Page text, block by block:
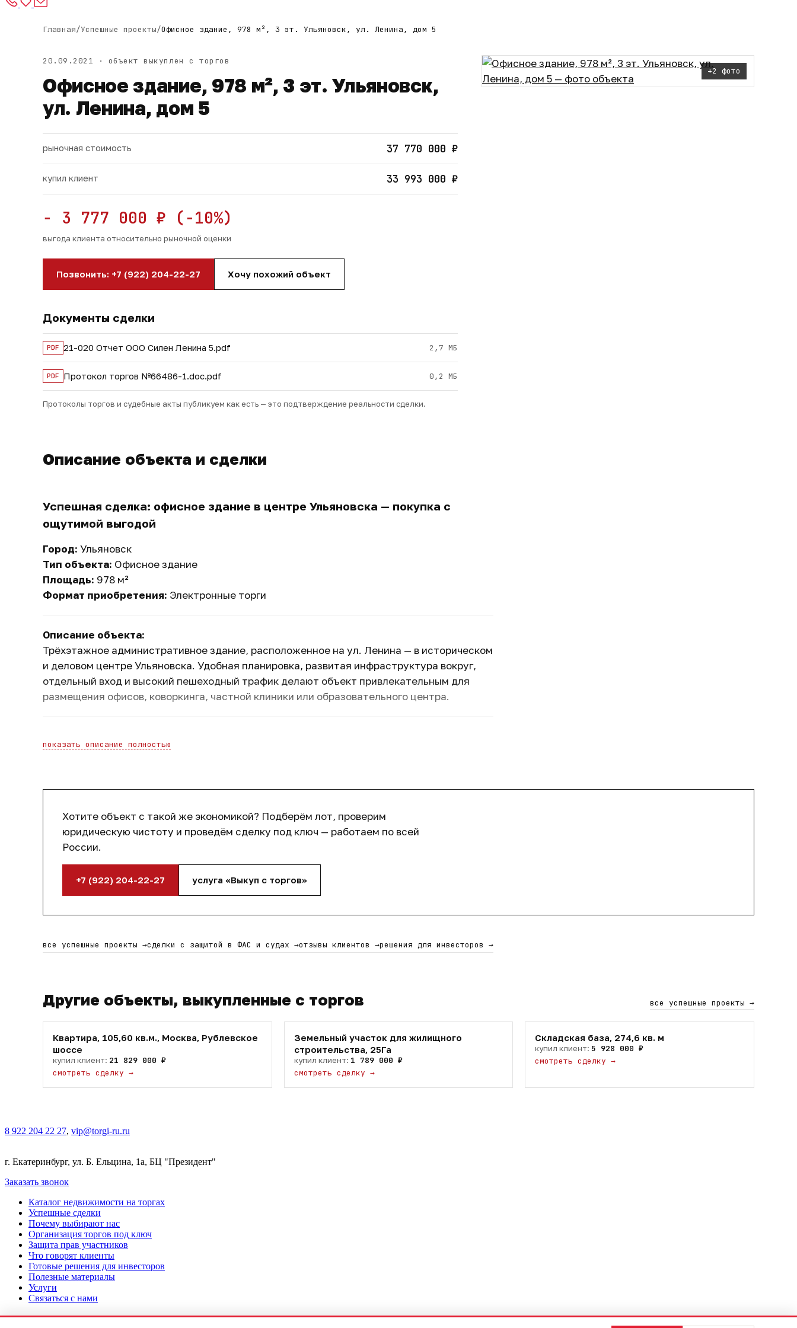
Главная/Успешные проекты/Офисное здание, 978 м², 3 эт. Ульяновск, ул. Ленина, дом 5
20.09.2021 · объект выкуплен с торгов
Офисное здание, 978 м², 3 эт. Ульяновск,
ул. Ленина, дом 5
рыночная стоимость 37 770 000 ₽
купил клиент 33 993 000 ₽
− 3 777 000 ₽ (−10%)
выгода клиента относительно рыночной оценки
Позвонить: +7 (922) 204-22-27 Хочу похожий объект
Документы сделки
PDF 21-020 Отчет ООО Силен Ленина 5.pdf 2,7 МБ
PDF Протокол торгов №66486-1.doc.pdf 0,2 МБ
Протоколы торгов и судебные акты публикуем как есть — это подтверждение реальности сделки.
+2 фото
Описание объекта и сделки
Успешная сделка: офисное здание в центре Ульяновска — покупка с
ощутимой выгодой
Город: Ульяновск
Тип объекта: Офисное здание
Площадь: 978 м²
Формат приобретения: Электронные торги
Описание объекта:
Трёхэтажное административное здание, расположенное на ул. Ленина — в историческом
и деловом центре Ульяновска. Удобная планировка, развитая инфраструктура вокруг,
отдельный вход и высокий пешеходный трафик делают объект привлекательным для
размещения офисов, коворкинга, частной клиники или образовательного центра.
Экономия:10% от рыночной цены
Выполнили всестороннюю проверку объекта: юридическую, кадастровую и
Организовали комплексное сопровождение клиента — от анализа объекта до
Результат:
Клиент приобрёл ликвидный объект в центре города с потенциалом роста стоимости и
ТОРГИ-РУ — уверенность в каждой сделке с недвижимостью.
показать описание полностью
Хотите объект с такой же экономикой? Подберём лот, проверим
юридическую чистоту и проведём сделку под ключ — работаем по всей
России.
+7 (922) 204-22-27 услуга «Выкуп с торгов»
все успешные проекты →сделки с защитой в ФАС и судах →отзывы клиентов →решения для инвесторов →
Другие объекты, выкупленные с торгов все успешные проекты →
Квартира, 105,60 кв.м., Москва, Рублевское
шоссе
купил клиент: 21 829 000 ₽
смотреть сделку →
Земельный участок для жилищного
строительства, 25Га
купил клиент: 1 789 000 ₽
смотреть сделку →
Складская база, 274,6 кв. м
купил клиент: 5 928 000 ₽
смотреть сделку→
8 922 204 22 27, vip@torgi-ru.ru
г. Екатеринбург, ул. Б. Ельцина, 1а, БЦ "Президент"
Заказать звонок
Каталог недвижимости на торгах
Успешные сделки
Почему выбирают нас
Организация торгов под ключ
Защита прав участников
Что говорят клиенты
Готовые решения для инвесторов
Полезные материалы
Услуги
Связаться с нами